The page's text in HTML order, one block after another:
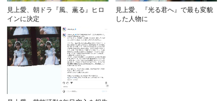
見上愛、朝ドラ『風、薫る』ヒロ
インに決定
見上愛、『光る君へ』で最も変貌
した人物に